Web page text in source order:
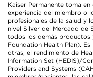
Kaiser Permanente toma
experiencia del miembro o
profesionales de la salud y
nivel Silver del Mercado de
todos los demás productos
Foundation Health Plan).
otras, el rendimiento de
Information Set (HEDIS)/
Providers and Systems